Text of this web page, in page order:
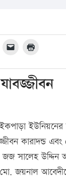
ইউনিয়নের
কারাদন্ড
জজ সালেহ
জয়নাল